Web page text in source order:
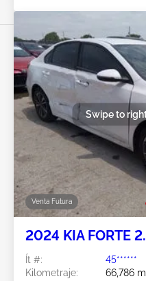
Venta Futura
Swipe to
2024 KIA FORTE
Ít #:
45******
Kilometraje:
66,786